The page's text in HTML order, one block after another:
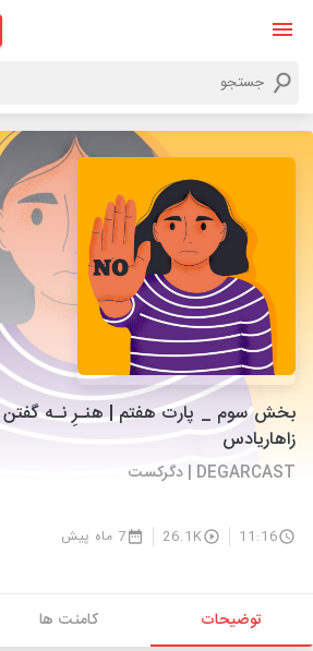
بخش سوم _ پارت هفتم | هنـرِ نـه گفتن
زاهاریادس
DEGARCAST | دگرکست
11:16
26.1K 7 ماه پیش
توضیحات کامنت ها